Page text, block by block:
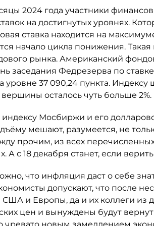
2024 года участники
на достигнутых уровнях.
ставка находится на
начало цикла понижения.
рынка. Американский
заседания Федрезерва по
уровне 37 090,24 пункта.
осталось чуть больше 2%.
индексу Мосбиржи и его
мешают, разумеется, не
прочим, из всех
А с 18 декабря станет, если
что инфляция даст о себе
допускают, что после
и Европы, да и их коллеги из
цен и вынуждены будут